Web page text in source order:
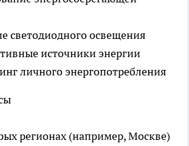
светодиодного освещения
источники энергии
личного энергопотребления
регионах (например, Москве)